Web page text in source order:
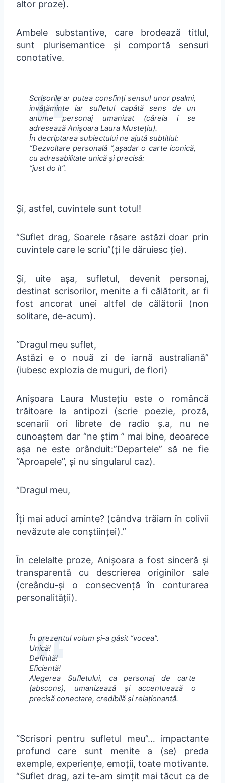
altor proze).
Ambele substantive, care brodează titlul,
sunt plurisemantice și comportă sensuri
conotative.
Scrisorile ar putea consfinți sensul unor psalmi,
învățăminte iar sufletul capătă sens de un
anume personaj umanizat (căreia i se
adresează Anișoara Laura Mustețiu).
În decriptarea subiectului ne ajută subtitlul:
“Dezvoltare personală “,așadar o carte iconică,
cu adresabilitate unică și precisă:
“just do it”.
Și, astfel, cuvintele sunt totul!
“Suflet drag, Soarele răsare astăzi doar prin
cuvintele care le scriu”(ți le dăruiesc ție).
Și, uite așa, sufletul, devenit personaj,
destinat scrisorilor, menite a fi călătorit, ar fi
fost ancorat unei altfel de călătorii (non
solitare, de-acum).
“Dragul meu suflet,
Astăzi e o nouă zi de iarnă australiană”
(iubesc explozia de muguri, de flori)
Anișoara Laura Mustețiu este o româncă
trăitoare la antipozi (scrie poezie, proză,
scenarii ori librete de radio ș.a, nu ne
cunoaștem dar “ne știm ” mai bine, deoarece
așa ne este orânduit:”Departele” să ne fie
“Aproapele”, și nu singularul caz).
“Dragul meu,
Îți mai aduci aminte? (cândva trăiam în colivii
nevăzute ale conștiinței).”
În celelalte proze, Anișoara a fost sinceră și
transparentă cu descrierea originilor sale
(creându-și o consecvență în conturarea
personalității).
În prezentul volum și-a găsit “vocea”.
Unică!
Definită!
Eficientă!
Alegerea Sufletului, ca personaj de carte
(abscons), umanizează și accentuează o
precisă conectare, credibilă și relaționantă.
“Scrisori pentru sufletul meu”… impactante
profund care sunt menite a (se) preda
exemple, experiențe, emoții, toate motivante.
“Suflet drag, azi te-am simțit mai tăcut ca de